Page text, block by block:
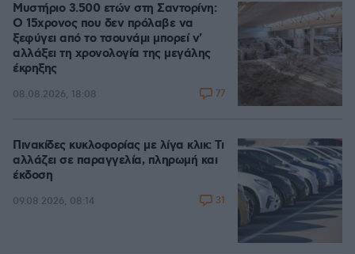
Μυστήριο 3.500 ετών στη Σαντορίνη:
Ο 15χρονος που δεν πρόλαβε να
ξεφύγει από το τσουνάμι μπορεί ν'
αλλάξει τη χρονολογία της μεγάλης
έκρηξης
08.08.2026, 18:08 77
Πινακίδες κυκλοφορίας με λίγα κλικ: Τι
αλλάζει σε παραγγελία, πληρωμή και
έκδοση
09.08.2026, 08:14 31